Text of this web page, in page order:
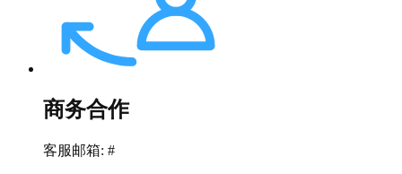
商务合作
客服邮箱: #